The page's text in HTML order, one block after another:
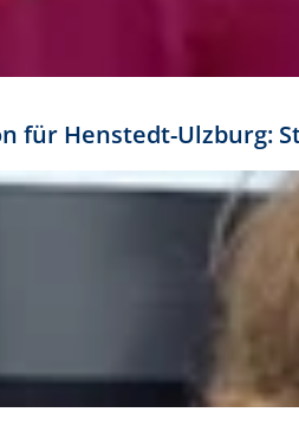
für Henstedt-Ulzburg: